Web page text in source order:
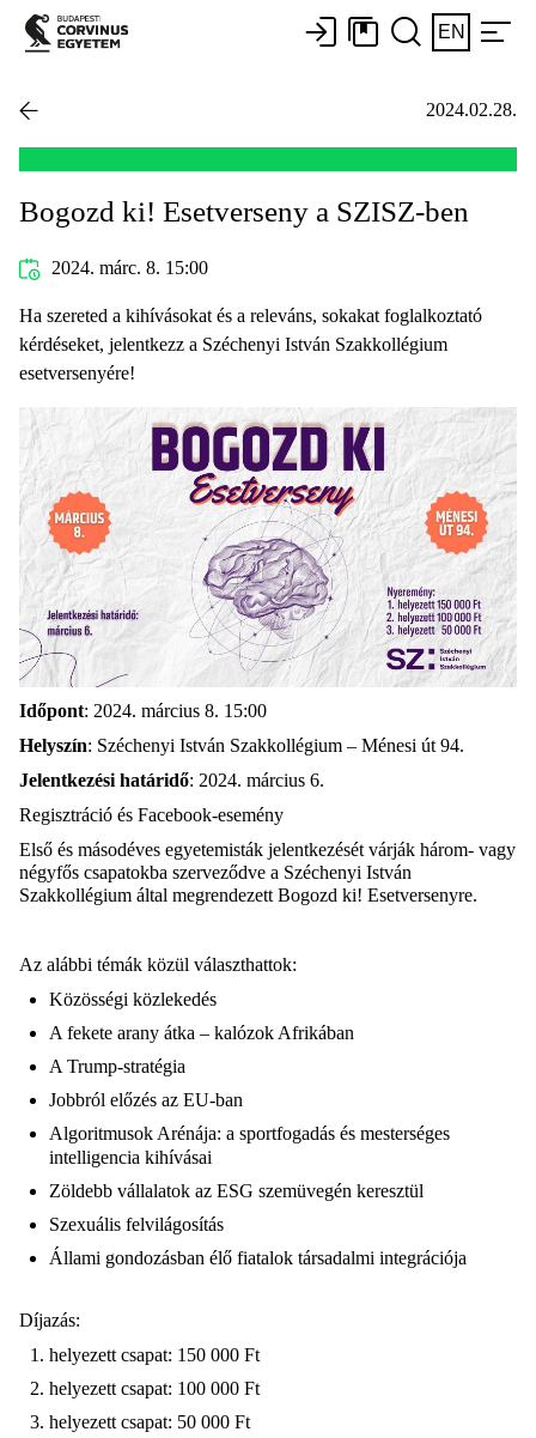
EN
2024.02.28.
Bogozd ki! Esetverseny a SZISZ-ben
2024. márc. 8. 15:00
Ha szereted a kihívásokat és a releváns, sokakat foglalkoztató
kérdéseket, jelentkezz a Széchenyi István Szakkollégium
esetversenyére!
Időpont: 2024. március 8. 15:00
Helyszín: Széchenyi István Szakkollégium – Ménesi út 94.
Jelentkezési határidő: 2024. március 6.
Regisztráció és Facebook-esemény
Első és másodéves egyetemisták jelentkezését várják három- vagy
négyfős csapatokba szerveződve a Széchenyi István
Szakkollégium által megrendezett Bogozd ki! Esetversenyre.
Az alábbi témák közül választhattok:
Közösségi közlekedés
A fekete arany átka – kalózok Afrikában
A Trump-stratégia
Jobbról előzés az EU-ban
Algoritmusok Arénája: a sportfogadás és mesterséges
intelligencia kihívásai
Zöldebb vállalatok az ESG szemüvegén keresztül
Szexuális felvilágosítás
Állami gondozásban élő fiatalok társadalmi integrációja
Díjazás:
helyezett csapat: 150 000 Ft
helyezett csapat: 100 000 Ft
helyezett csapat: 50 000 Ft